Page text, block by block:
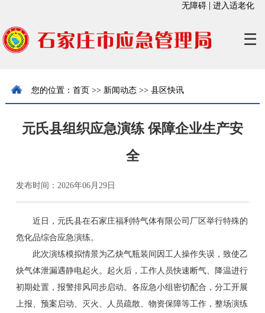
无障碍 |进入适老化
☰
您的位置：首页 >> 新闻动态 >>县区快讯
元氏县组织应急演练 保障企业生产安
全
发布时间：2026年06月29日
近日，元氏县在石家庄福利特气体有限公司厂区举行特殊的
危化品综合应急演练。
此次演练模拟情景为乙炔气瓶装间因工人操作失误，致使乙
炔气体泄漏遇静电起火。起火后，工作人员快速断气、降温进行
初期处置，报警排风同步启动。各应急小组密切配合，分工开展
上报、预案启动、灭火、人员疏散、物资保障等工作，整场演练